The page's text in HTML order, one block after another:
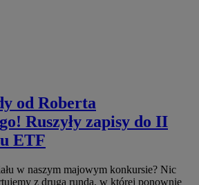
od Roberta
Ruszyły zapisy do II
ETF
w naszym majowym konkursie? Nic
z drugą rundą, w której ponownie